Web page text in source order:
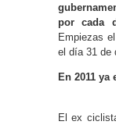
por cada
Empiezas
el día 31 de
En 2011 ya
El ex